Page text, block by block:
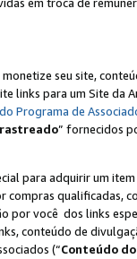
seu site,
links para um Site da
Programa de
rastreado” fornecidos
para adquirir um
compras qualificadas,
por você dos links
conteúdo de
(“Conteúdo